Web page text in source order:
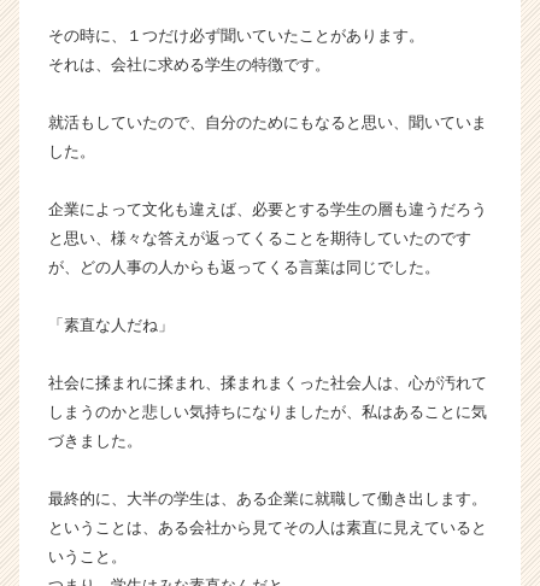
チ
ア
ャ
h
e
e
e
e
その時に、１つだけ必ず聞いていたことがあります。
それは、会社に求める学生の特徴です。
就活もしていたので、自分のためにもなると思い、聞いていま
した。
企業によって文化も違えば、必要とする学生の層も違うだろう
と思い、様々な答えが返ってくることを期待していたのです
が、どの人事の人からも返ってくる言葉は同じでした。
「素直な人だね」
社会に揉まれに揉まれ、揉まれまくった社会人は、心が汚れて
しまうのかと悲しい気持ちになりましたが、私はあることに気
づきました。
最終的に、大半の学生は、ある企業に就職して働き出します。
ということは、ある会社から見てその人は素直に見えていると
いうこと。